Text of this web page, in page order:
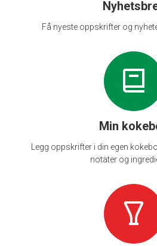
Få nyeste oppskrifter og
Min
Legg oppskrifter i din egen
notater og